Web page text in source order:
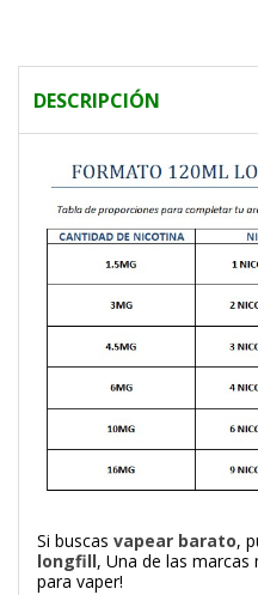
DESCRIPCIÓN
Si buscas vapear barato,
longfill, Una de las marcas
para vaper!